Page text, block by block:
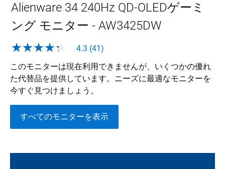
Alienware 34 240Hz QD-OLEDゲーミ
ング モニター - AW3425DW
4.3 (41)
このモニターは現在利用できませんが、いくつかの優れ
た代替品を提供しています。ニーズに最適なモニターを
今すぐ見つけましょう。
すべてのモニターを表示